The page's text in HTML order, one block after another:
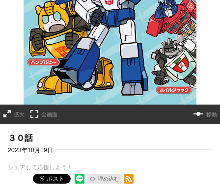
拡大 全画面 移動
３０話
2023年10月19日
シェアして応援しよう！
ポスト
埋め込む
RSSフィード